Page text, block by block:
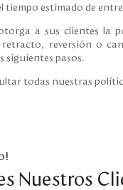
tiempo estimado de
otorga a sus clientes
reversión o
siguientes pasos.
todas nuestras
Nuestros